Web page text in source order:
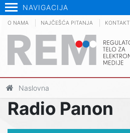
NAVIGACIJA
O NAMA NAJČEŠĆA PITANJA KONTAKT
Naslovna
Radio Panon